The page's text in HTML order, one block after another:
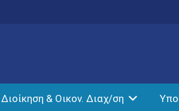
Διοίκηση & Οικον. Διαχ/ση